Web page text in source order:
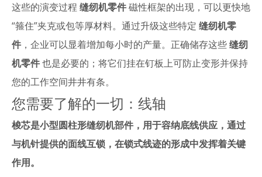
这些的演变过程 缝纫机零件磁性框架的出现，可以更快地
“箍住”夹克或包等厚材料。通过升级这些特定 缝纫机零
件 ，企业可以显着增加每小时的产量。正确储存这些缝纫
机零件也是必要的；将它们挂在钉板上可防止变形并保持
您的工作空间井井有条。
您需要了解的一切：线轴
梭芯是小型圆柱形缝纫机部件，用于容纳底线供应，通过
与机针提供的面线互锁，在锁式线迹的形成中发挥着关键
作用。